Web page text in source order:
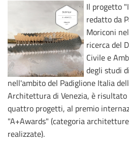
Il progetto
redatto da
Moriconi
ricerca del
Civile e
degli studi
nell'ambito del Padiglione Italia
Architettura di Venezia, è
quattro progetti, al premio
"A+Awards" (categoria
realizzate).